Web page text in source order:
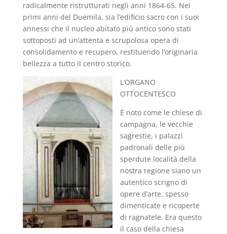
radicalmente ristrutturati negli anni 1864-65. Nei
primi anni del Duemila, sia l’edificio sacro con i suoi
annessi che il nucleo abitato più antico sono stati
sottoposti ad un’attenta e scrupolosa opera di
consolidamento e recupero, restituendo l’originaria
bellezza a tutto il centro storico.
L’ORGANO
OTTOCENTESCO
È noto come le chiese di
campagna, le vecchie
sagrestie, i palazzi
padronali delle più
sperdute località della
nostra regione siano un
autentico scrigno di
opere d’arte, spesso
dimenticate e ricoperte
di ragnatele. Era questo
il caso della chiesa